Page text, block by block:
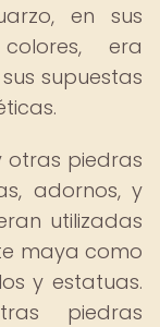
en sus
era
supuestas
otras piedras
adornos, y
utilizadas
maya como
y estatuas.
piedras